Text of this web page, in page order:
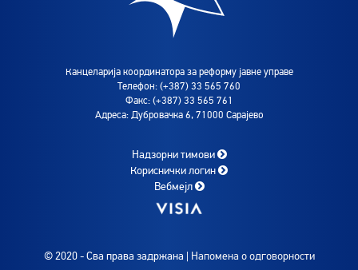
Канцеларија координатора за реформу јавне управе
Телефон: (+387) 33 565 760
Факс: (+387) 33 565 761
Адреса: Дубровачка 6, 71000 Сарајево
Надзорни тимови
Кориснички логин
Вебмејл
© 2020 - Сва права задржана | Напомена о одговорности